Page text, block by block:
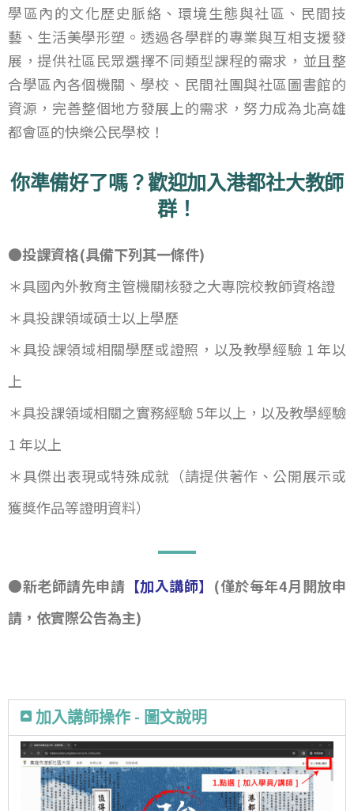
學區內的文化歷史脈絡、環境生態與社區、民間技
藝、生活美學形塑。透過各學群的專業與互相支援發
展，提供社區民眾選擇不同類型課程的需求，並且整
合學區內各個機關、學校、民間社團與社區圖書館的
資源，完善整個地方發展上的需求，努力成為北高雄
都會區的快樂公民學校！
你準備好了嗎？歡迎加入港都社大教師
群！
●投課資格(具備下列其一條件)
＊具國內外教育主管機關核發之大專院校教師資格證
＊具投課領域碩士以上學歷
＊具投課領域相關學歷或證照，以及教學經驗 1 年以
上
＊具投課領域相關之實務經驗 5年以上，以及教學經驗
1 年以上
＊具傑出表現或特殊成就（請提供著作、公開展示或
獲獎作品等證明資料）
●新老師請先申請 【加入講師】 (僅於每年4月開放申
請，依實際公告為主)
加入講師操作 - 圖文說明